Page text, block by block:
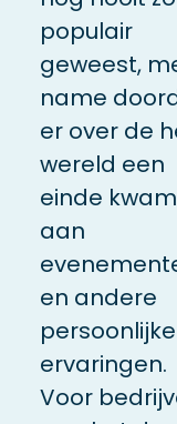
populair
geweest,
name
er over de
wereld een
einde kwam
aan
en andere
persoonlijke
ervaringen.
Voor